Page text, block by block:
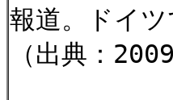
報道。ドイ
（出典：